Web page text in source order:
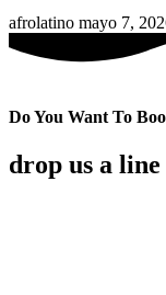
afrolatino mayo 7,
Do You Want To
drop us a